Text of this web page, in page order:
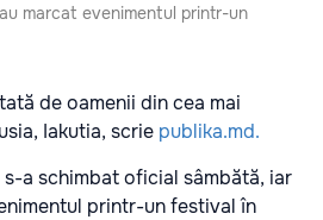
marcat evenimentul printr-un
de oamenii din cea mai
Iakutia, scrie publika.md.
a schimbat oficial sâmbătă, iar
printr-un festival în